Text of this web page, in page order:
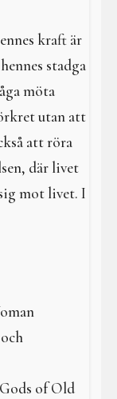
kraft är
stadga
möta
utan att
att röra
där livet
mot livet. I
of Old